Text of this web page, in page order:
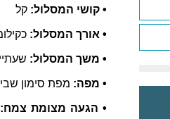
• קושי המסלול: קל
• אורך המסלול:
• משך המסלול:
• מפה: מפת סימון
• הגעה מצומת צמח: